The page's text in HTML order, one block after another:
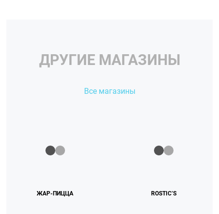
ДРУГИЕ МАГАЗИНЫ
Все магазины
ЖАР-ПИЦЦА ROSTIC’S